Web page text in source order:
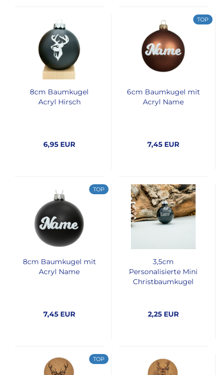
8cm Baumkugel
Acryl Hirsch
6,95 EUR
TOP
6cm Baumkugel mit
Acryl Name
7,45 EUR
TOP
8cm Baumkugel mit
Acryl Name
7,45 EUR
3,5cm
Personalisierte Mini
Christbaumkugel
2,25 EUR
TOP